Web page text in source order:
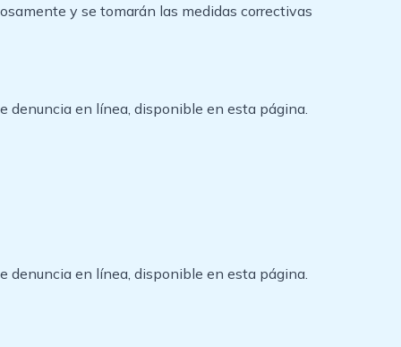
y se tomarán las medidas correctivas
denuncia en línea, disponible en esta página.
denuncia en línea, disponible en esta página.